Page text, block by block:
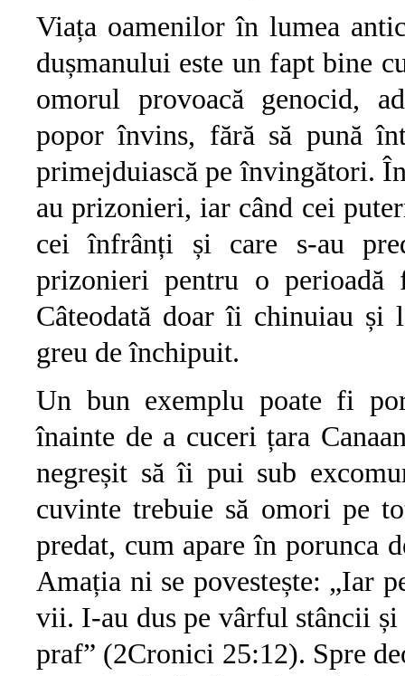
Viața oamenilor în lumea
dușmanului este un fapt bine
omorul provoacă genocid,
popor învins, fără să pună
primejduiască pe învingători.
au prizonieri, iar când cei
cei înfrânți și care s-au
prizonieri pentru o perioadă
Câteodată doar îi chinuiau și
greu de închipuit.
Un bun exemplu poate fi
înainte de a cuceri țara
negreșit să îi pui sub
cuvinte trebuie să omori pe
predat, cum apare în porunca
Amația ni se povestește: „Iar
vii. I-au dus pe vârful stâncii
praf” (2Cronici 25:12). Spre